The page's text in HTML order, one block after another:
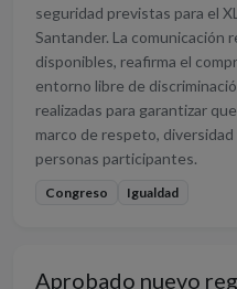
seguridad previstas para el
Santander. La comunicación
disponibles, reafirma el
entorno libre de
realizadas para garantizar
marco de respeto,
personas participantes.
Congreso Igualdad
Aprobado nuevo